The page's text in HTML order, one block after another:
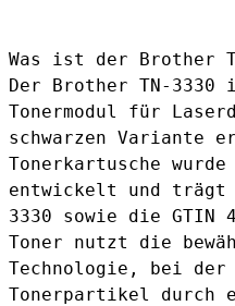
Was ist der Brother
Der Brother TN-
Tonermodul für
schwarzen
Tonerkartusche
entwickelt und trägt
3330 sowie die GTIN
Toner nutzt die
Technologie, bei
Tonerpartikel durch